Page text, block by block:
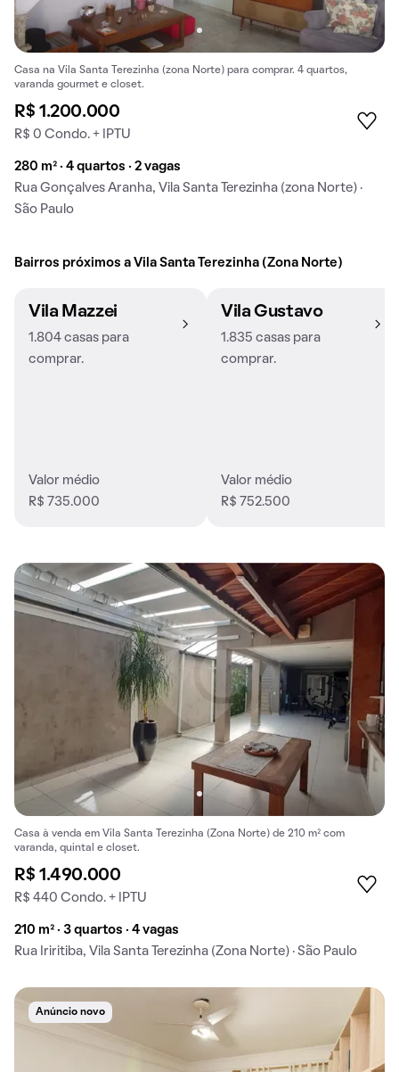
Casa na Vila Santa Terezinha (zona Norte) para comprar. 4 quartos,
varanda gourmet e closet.
R$ 1.200.000
R$ 0 Condo. + IPTU
280 m² · 4 quartos · 2 vagas
Rua Gonçalves Aranha, Vila Santa Terezinha (zona Norte) ·
São Paulo
Bairros próximos a Vila Santa Terezinha (Zona Norte)
Vila Mazzei
1.804 casas para
comprar.
Valor médio
R$ 735.000
Vila Gustavo
1.835 casas para
comprar.
Valor médio
R$ 752.500
Casa à venda em Vila Santa Terezinha (Zona Norte) de 210 m² com
varanda, quintal e closet.
R$ 1.490.000
R$ 440 Condo. + IPTU
210 m² · 3 quartos · 4 vagas
Rua Iriritiba, Vila Santa Terezinha (Zona Norte) · São Paulo
Anúncio novo